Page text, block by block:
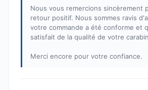
Nous vous remercions sincèrement
retour positif. Nous sommes ravis
votre commande a été conforme et
satisfait de la qualité de votre
Merci encore pour votre confiance.